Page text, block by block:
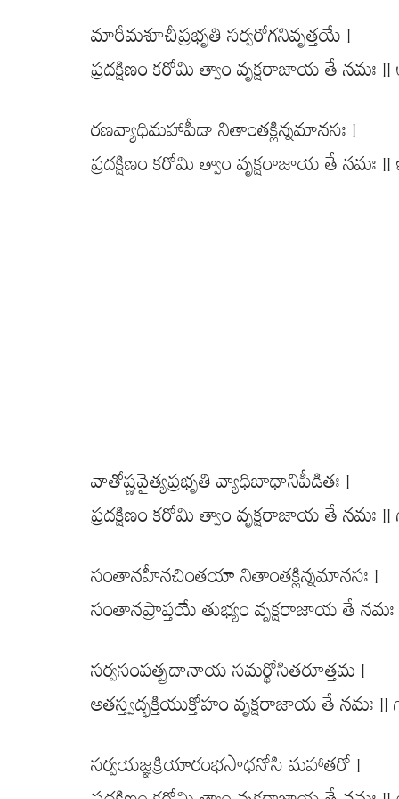
మారీమశూచీప్రభృతి సర్వరోగనివృత్తయే |
ప్రదక్షిణం కరోమి త్వాం వృక్షరాజాయ తే నమః ||
రణవ్యాధిమహాపీడా నితాంతక్లిన్నమానసః |
ప్రదక్షిణం కరోమి త్వాం వృక్షరాజాయ తే నమః ||
వాతోష్ణవైత్యప్రభృతి వ్యాధిబాధానిపీడితః |
ప్రదక్షిణం కరోమి త్వాం వృక్షరాజాయ తే నమః ||
సంతానహీనచింతయా నితాంతక్లిన్నమానసః |
సంతానప్రాప్తయే తుభ్యం వృక్షరాజాయ తే నమః
సర్వసంపత్ప్రదానాయ సమర్థోసితరూత్తమ |
అతస్త్వద్భక్తియుక్తోహం వృక్షరాజాయ తే నమః ||
సర్వయజ్ఞక్రియారంభసాధనోసి మహాతరో |